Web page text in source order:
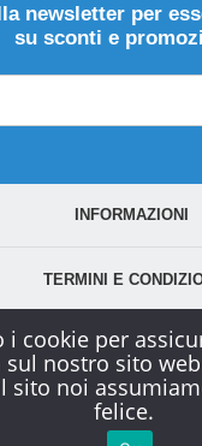
newsletter per
su sconti e
INFORMAZIONI
TERMINI E
ACCOUNT
SERVIZIO CLIENTI
i cookie per
sul nostro sito
sito noi
felice.